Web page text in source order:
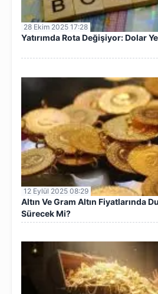
28 Ekim 2025 17:28
Yatırımda Rota Değişiyor: Dolar
12 Eylül 2025 08:29
Altın Ve Gram Altın Fiyatlarında
Sürecek Mi?